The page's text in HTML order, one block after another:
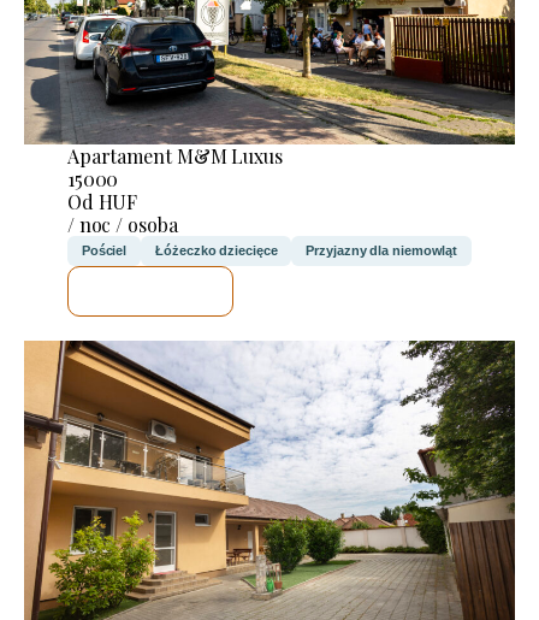
Apartament M&M Luxus
15000
Od HUF
/ noc / osoba
Pościel Łóżeczko dziecięce Przyjazny dla niemowląt